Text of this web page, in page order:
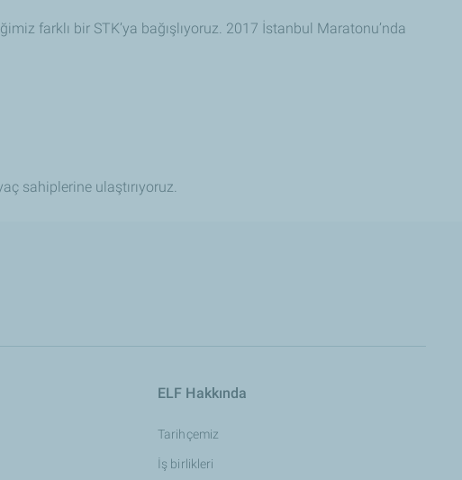
farklı bir STK’ya bağışlıyoruz. 2017 İstanbul Maratonu’nda
sahiplerine ulaştırıyoruz.
ELF Hakkında
Tarihçemiz
İş birlikleri